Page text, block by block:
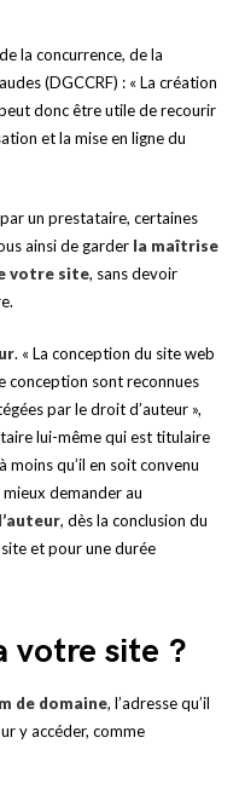
la concurrence, de la
(DGCCRF) : « La création
donc être utile de recourir
et la mise en ligne du
un prestataire, certaines
ainsi de garder la maîtrise
votre site, sans devoir
. « La conception du site web
conception sont reconnues
par le droit d’auteur »,
lui-même qui est titulaire
qu’il en soit convenu
demander au
, dès la conclusion du
et pour une durée
votre site ?
de domaine, l’adresse qu’il
y accéder, comme